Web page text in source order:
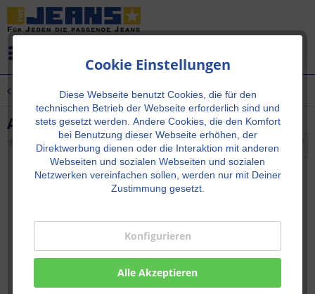
Cookie Einstellungen
Diese Webseite benutzt Cookies, die für den
technischen Betrieb der Webseite erforderlich sind und
stets gesetzt werden. Andere Cookies, die den Komfort
bei Benutzung dieser Webseite erhöhen, der
Direktwerbung dienen oder die Interaktion mit anderen
Webseiten und sozialen Webseiten und sozialen
Netzwerken vereinfachen sollen, werden nur mit Deiner
Zustimmung gesetzt.
Konfigurieren
Alle Akzeptieren
Übersicht Neu!
ANYA Light Mid Blue Slim Fit